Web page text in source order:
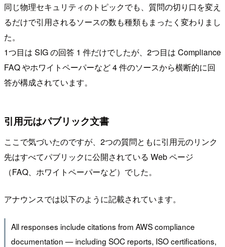
同じ物理セキュリティのトピックでも、質問の切り口を変え
るだけで引用されるソースの数も種類もまったく変わりまし
た。
1つ目は SIG の回答 1 件だけでしたが、2つ目は Compliance
FAQ やホワイトペーパーなど 4 件のソースから横断的に回
答が構成されています。
引用元はパブリック文書
ここで気づいたのですが、2つの質問ともに引用元のリンク
先はすべてパブリックに公開されている Web ページ
（FAQ、ホワイトペーパーなど）でした。
アナウンスでは以下のように記載されています。
All responses include citations from AWS compliance
documentation — including SOC reports, ISO certifications,